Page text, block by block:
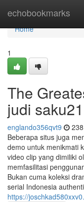
echobookmarks
Home
Home
1
The
judi saku21
englando356qvt9
Beberapa situs juga
demo untuk menikmati
video clip yang dimiliki
memfasilitasi
Bukan cuma koleksi
serial Indonesia
https://